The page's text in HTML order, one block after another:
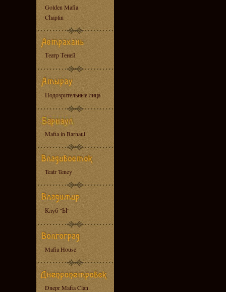
Golden Mafia
Chaplin
Театр Теней
Подозрительные лица
Mafia in Barnaul
Teatr Teney
Клуб "Ы"
Mafia House
Dnepr Mafia Clan